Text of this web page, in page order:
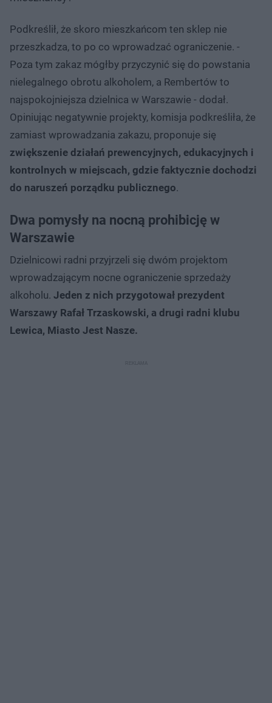
Podkreślił, że skoro mieszkańcom ten sklep nie
przeszkadza, to po co wprowadzać ograniczenie. -
Poza tym zakaz mógłby przyczynić się do powstania
nielegalnego obrotu alkoholem, a Rembertów to
najspokojniejsza dzielnica w Warszawie - dodał.
Opiniując negatywnie projekty, komisja podkreśliła, że
zamiast wprowadzania zakazu, proponuje się
zwiększenie działań prewencyjnych, edukacyjnych i
kontrolnych w miejscach, gdzie faktycznie dochodzi
do naruszeń porządku publicznego.
Dwa pomysły na nocną prohibicję w
Warszawie
Dzielnicowi radni przyjrzeli się dwóm projektom
wprowadzającym nocne ograniczenie sprzedaży
alkoholu. Jeden z nich przygotował prezydent
Warszawy Rafał Trzaskowski, a drugi radni klubu
Lewica, Miasto Jest Nasze.